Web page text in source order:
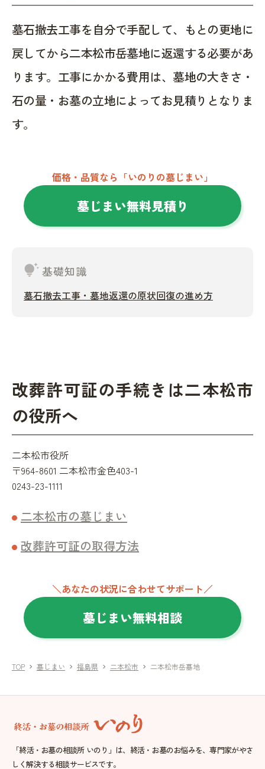
墓石撤去工事を自分で手配して、もとの更地に
戻してから二本松市岳墓地に返還する必要があ
ります。工事にかかる費用は、墓地の大きさ・
石の量・お墓の立地によってお見積りとなりま
す。
価格・品質なら「いのりの墓じまい」
墓じまい無料見積り
tips_and_updates基礎知識
墓石撤去工事・墓地返還の原状回復の進め方
改葬許可証の手続きは二本松市
の役所へ
二本松市役所
〒964-8601 二本松市金色403-1
0243-23-1111
二本松市の墓じまい
改葬許可証の取得方法
＼あなたの状況に合わせてサポート／
墓じまい無料相談
TOP chevron_right 墓じまい chevron_right 福島県 chevron_right 二本松市 chevron_right 二本松市岳墓地
「終活・お墓の相談所 いのり」は、終活・お墓のお悩みを、専門家がやさ
しく解決する相談サービスです。